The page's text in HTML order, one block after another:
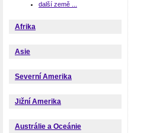
další země ...
Afrika
Asie
Severní Amerika
Jižní Amerika
Austrálie a Oceánie